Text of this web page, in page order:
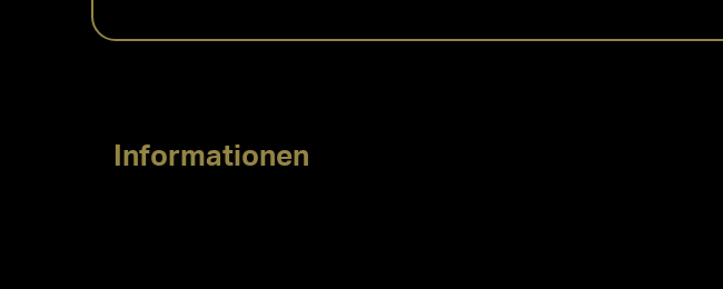
Informationen